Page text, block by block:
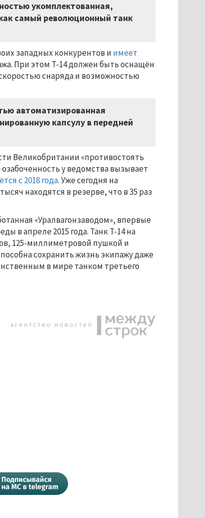
укомплектованная,
самый революционный танк
западных конкурентов и имеет
При этом Т-14 должен быть оснащён
снаряда и возможностью
автоматизированная
капсулу в передней
Великобритании «противостоять
у ведомства вызывает
с 2018 года. Уже сегодня на
находятся в резерве, что в 35 раз
«Уралвагонзаводом», впервые
в апреле 2015 года. Танк Т-14 на
125-миллиметровой пушкой и
сохранить жизнь экипажу даже
в мире танком третьего